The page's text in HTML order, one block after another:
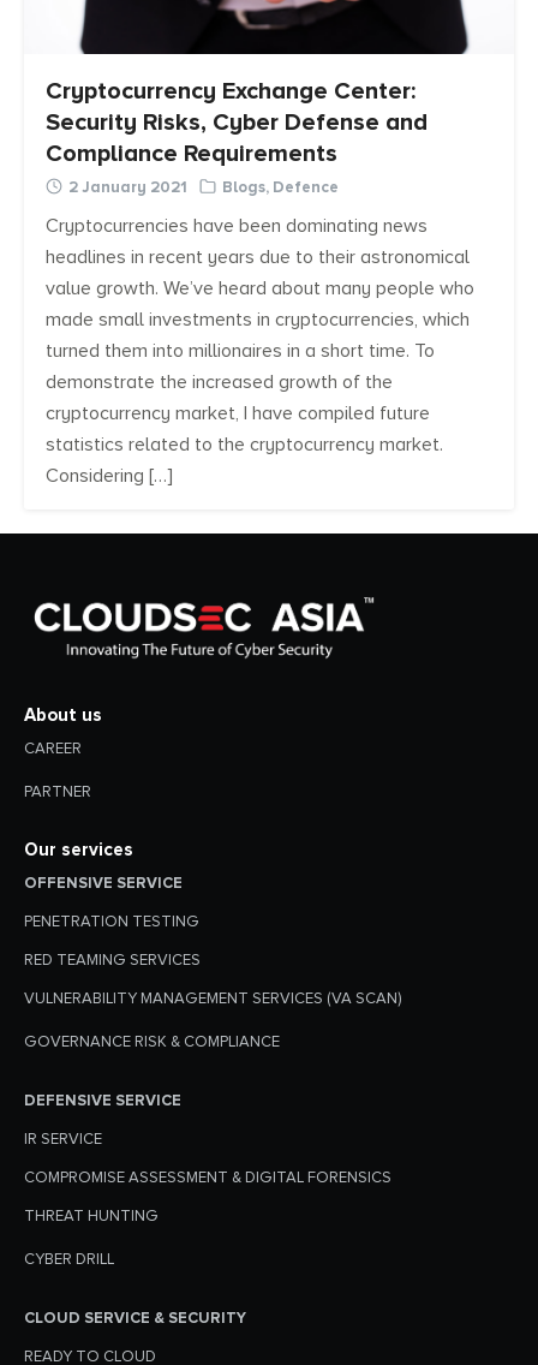
Cryptocurrency Exchange Center:
Security Risks, Cyber Defense and
Compliance Requirements
2 January 2021 Blogs, Defence
Cryptocurrencies have been dominating news
headlines in recent years due to their astronomical
value growth. We’ve heard about many people who
made small investments in cryptocurrencies, which
turned them into millionaires in a short time. To
demonstrate the increased growth of the
cryptocurrency market, I have compiled future
statistics related to the cryptocurrency market.
Considering […]
About us
CAREER
PARTNER
Our services
OFFENSIVE SERVICE
PENETRATION TESTING
RED TEAMING SERVICES
VULNERABILITY MANAGEMENT SERVICES (VA SCAN)
GOVERNANCE RISK & COMPLIANCE
DEFENSIVE SERVICE
IR SERVICE
COMPROMISE ASSESSMENT & DIGITAL FORENSICS
THREAT HUNTING
CYBER DRILL
CLOUD SERVICE & SECURITY
READY TO CLOUD